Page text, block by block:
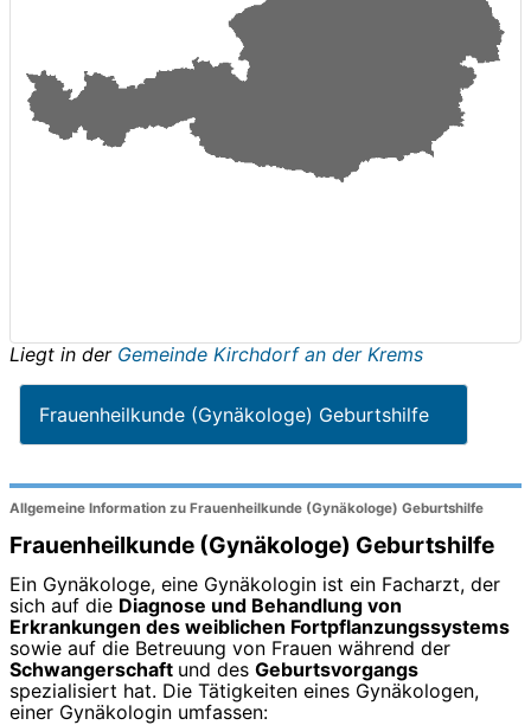
Liegt in der Gemeinde Kirchdorf an der Krems
Frauenheilkunde (Gynäkologe) Geburtshilfe
Allgemeine Information zu Frauenheilkunde (Gynäkologe) Geburtshilfe
Frauenheilkunde (Gynäkologe) Geburtshilfe
Ein Gynäkologe, eine Gynäkologin ist ein Facharzt, der
sich auf die Diagnose und Behandlung von
Erkrankungen des weiblichen Fortpflanzungssystems
sowie auf die Betreuung von Frauen während der
Schwangerschaft und des Geburtsvorgangs
spezialisiert hat. Die Tätigkeiten eines Gynäkologen,
einer Gynäkologin umfassen: